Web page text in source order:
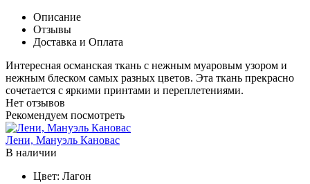
Описание
Отзывы
Доставка и Оплата
Интересная османская ткань с нежным муаровым узором и
нежным блеском самых разных цветов. Эта ткань прекрасно
сочетается с яркими принтами и переплетениями.
Нет отзывов
Рекомендуем посмотреть
Лени, Мануэль Кановас
В наличии
Цвет: Лагон